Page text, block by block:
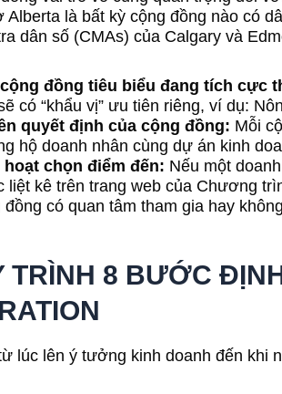
Alberta là bất kỳ cộng đồng nào có
dân số (CMAs) của Calgary và
đồng tiêu biểu đang tích cực
có “khẩu vị” ưu tiên riêng, ví dụ:
quyết định của cộng đồng: Mỗi
hộ doanh nhân cùng dự án kinh
hoạt chọn điểm đến: Nếu một
liệt kê trên trang web của Chương
đồng có quan tâm tham gia hay
TRÌNH 8 BƯỚC
lúc lên ý tưởng kinh doanh đến khi